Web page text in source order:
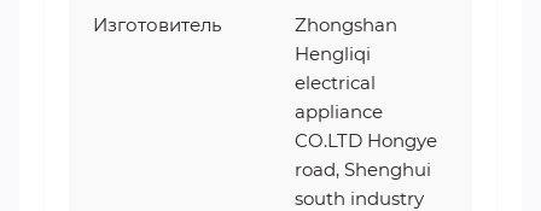
Изготовитель
Zhongshan
Hengliqi
electrical
appliance
CO.LTD Hongye
road, Shenghui
south industry